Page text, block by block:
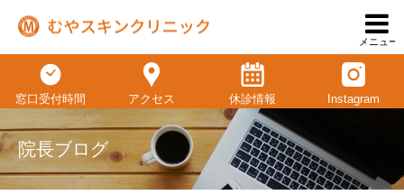
メニュー
窓口受付時間 アクセス 休診情報 Instagram
院長ブログ